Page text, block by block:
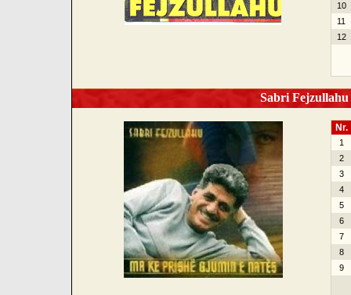
10
11
12
Sabri
Nr.
1
2
3
4
5
6
7
8
9